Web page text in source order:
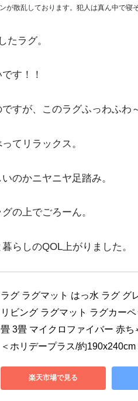
が散乱しております。犯人は真ん中で寝
たラグ。
す！！
すが、このラグふっわふわ
てリラックス。
のかニヤニヤ足踏み。
の上でごろーん。
らしのQOL上がりました。
ラグ ラグマット はっ水 ラグ グ
リビング ラグマット ラグカー
畳 3畳 マイクロファイバー 赤
＜ホリデープラス/約
楽天市場で見る